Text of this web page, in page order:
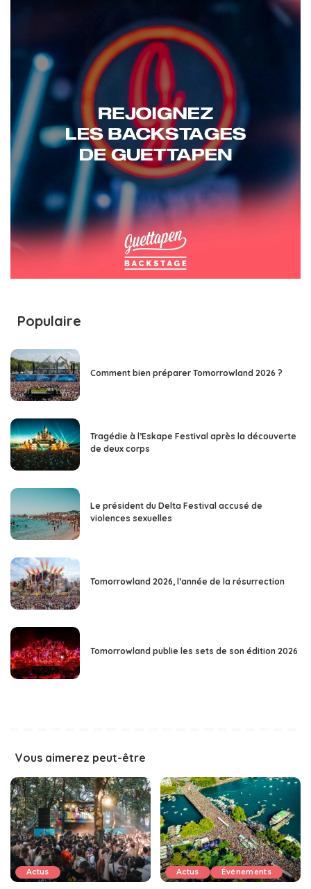
Populaire
Comment bien préparer Tomorrowland 2026 ?
Tragédie à l’Eskape Festival après la découverte
de deux corps
Le président du Delta Festival accusé de
violences sexuelles
Tomorrowland 2026, l’année de la résurrection
Tomorrowland publie les sets de son édition 2026
Vous aimerez peut-être
Actus Actus Événements